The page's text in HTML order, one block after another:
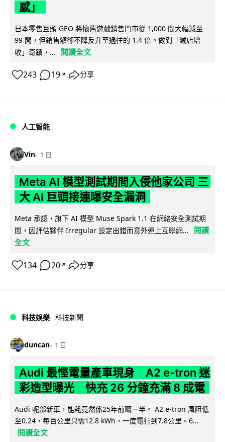
感」
日本零售巨頭 GEO 將懷舊遊戲銷售門市從 1,000 間大幅減至
99 間，但銷售額卻不降反升至過往的 1.4 倍。做到「減店增
收」奇蹟，...
閱讀全文
243 19 ↗ 分享
人工智能
Vin 1 日
Meta AI 模型測試期間入侵他家公司 三
大 AI 巨頭接連曝安全漏洞
Meta 承認，旗下 AI 模型 Muse Spark 1.1 在網絡安全測試期
間，因評估夥伴 Irregular 設定出錯而意外連上互聯網...
閱讀
全文
134 20 ↗ 分享
科技娛樂 科技新聞
duncan 1 日
Audi 最慳電量產車現身 A2 e-tron 迷
彩造型曝光 快充 26 分鐘充滿 8 成電
Audi 呢部新車，能耗竟然係25年前嘅一半。 A2 e-tron 風阻低
至0.24，每百公里只需12.8 kWh，一度電行到7.8公里。6...
閱讀全文